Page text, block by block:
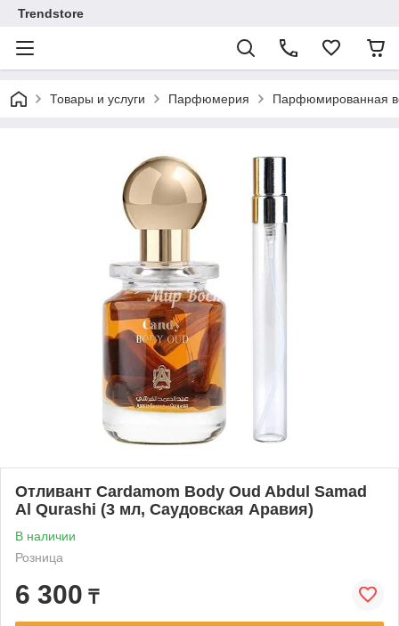
Trendstore
Товары и услуги Парфюмерия Парфюмированная
Отливант Cardamom Body Oud Abdul Samad
Al Qurashi (3 мл, Саудовская Аравия)
В наличии
Розница
6 300 ₸